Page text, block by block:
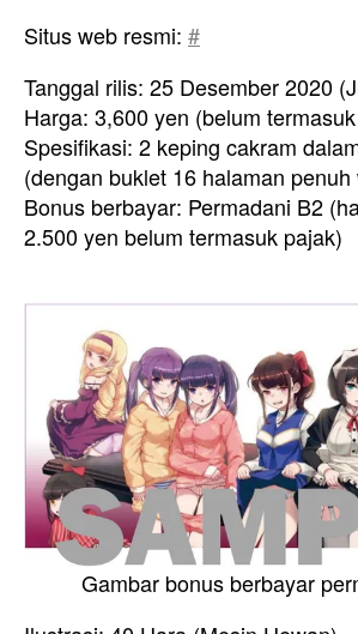
Situs web resmi: #
Tanggal rilis: 25 Desember 2020
Harga: 3,600 yen (belum
Spesifikasi: 2 keping cakram
(dengan buklet 16 halaman penuh
Bonus berbayar: Permadani B2
2.500 yen belum termasuk pajak)
Gambar bonus berbayar